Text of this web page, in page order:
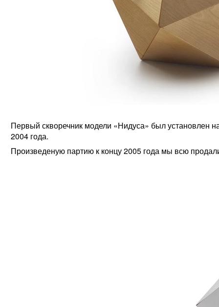
Первый скворечник модели «Нидуса» был установлен
2004 года.
Произведеную партию к концу 2005 года мы всю